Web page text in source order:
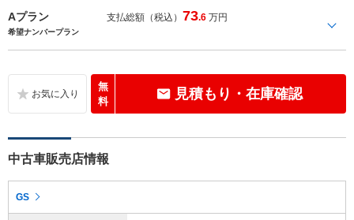
Aプラン 支払総額（税込） 73.6 万円
希望ナンバープラン
無
料
見積もり・在庫確認
中古車販売店情報
GS